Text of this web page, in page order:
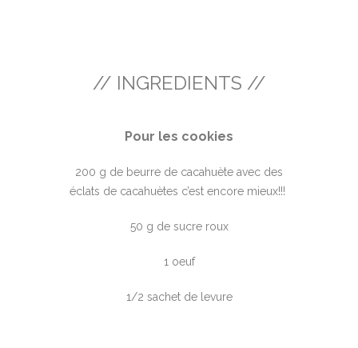
// INGREDIENTS //
Pour les cookies
200 g de beurre de cacahuète avec des
éclats de cacahuètes c’est encore mieux!!!
50 g de sucre roux
1 oeuf
1/2 sachet de levure